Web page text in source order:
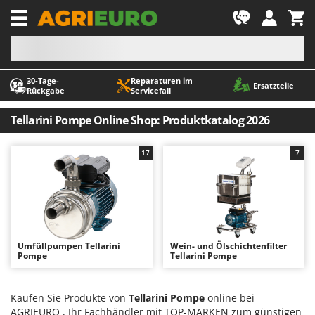
30‑Tage-
Rückgabe
Reparaturen im
Servicefall
Ersatzteile
-1
A
Abbeermaschinen - Traubenmühlen
Abfüllgeräte
Akku Gartenscheren
Akku Gras- und Strauchscheren
Akku-Stichsägen
Allzwecktransporter - Motorschubkarren
Alu-Teleskopleitern
Anbaubagger Heckbagger für Traktoren
Arbeitsschutzkleidung
Astkettensägen - Hochentaster
A
ABAC
AgriEuro Premium
AgriEuro TOP-LINE
AGT
Aima
Airmec
AL-KO
ALA 2000
Alce
Ama
Tellarini Pompe Online Shop: Produktkatalog 2026
Umfüllpumpen Tellarini
Pompe
17
Wein- und Ölschichtenfilter
Tellarini Pompe
7
Kaufen Sie Produkte von Tellarini Pompe online bei
AGRIEURO , Ihr Fachhändler mit TOP-MARKEN zum günstigen